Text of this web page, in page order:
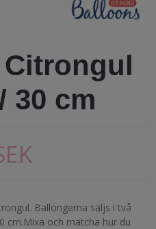
30 cm
Ballongerna säljs i två
cm.Mixa och matcha hur du